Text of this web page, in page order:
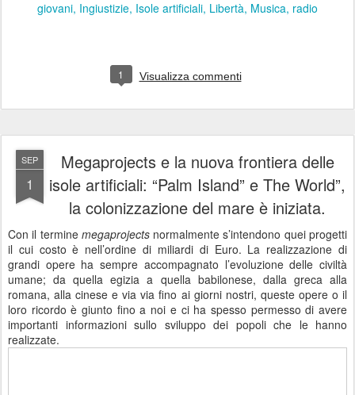
giovani Ingiustizie Isole artificiali Libertà Musica radio
1 Visualizza commenti
SEP
1
Megaprojects e la nuova frontiera delle
isole artificiali: “Palm Island” e The World”,
la colonizzazione del mare è iniziata.
Con il termine megaprojectsnormalmente s’intendono quei progetti
il cui costo è nell’ordine di miliardi di Euro. La realizzazione di
grandi opere ha sempre accompagnato l’evoluzione delle civiltà
umane; da quella egizia a quella babilonese, dalla greca alla
romana, alla cinese e via via fino ai giorni nostri, queste opere o il
loro ricordo è giunto fino a noi e ci ha spesso permesso di avere
importanti informazioni sullo sviluppo dei popoli che le hanno
realizzate.